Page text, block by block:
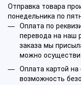
Отправка товара
понедельника по
Оплата по
перевода на наш
заказа мы
можно
Оплата картой
возможность